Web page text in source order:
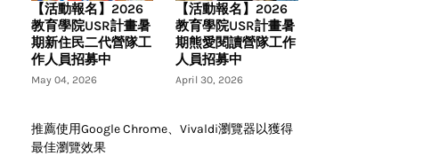
【活動報名】2026
教育學院USR計畫暑
期新住民二代營隊工
作人員招募中
May 04, 2026
【活動報名】2026
教育學院USR計畫暑
期熊愛閱讀營隊工作
人員招募中
April 30, 2026
推薦使用Google Chrome、Vivaldi瀏覽器以獲得
最佳瀏覽效果